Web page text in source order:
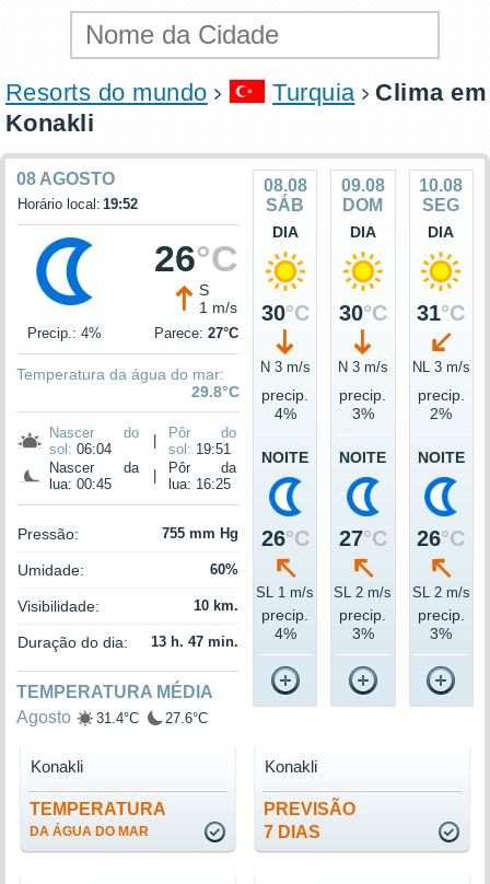
Resorts do mundo Turquia
Clima em
Konakli
08 AGOSTO
Horário local: 19:52
26°C
S
1 m/s
Precip.: 4% Parece: 27°C
Temperatura da água do mar:
29.8°C
Nascer do
sol: 06:04
Pôr do
sol: 19:51
Nascer da
lua: 00:45
Pôr da
lua: 16:25
Pressão: 755 mm Hg
Umidade: 60%
Visibilidade: 10 km.
Duração do dia: 13 h. 47 min.
TEMPERATURA MÉDIA
Agosto
31.4°C 27.6°C
08.08
SÁB
DIA
30°C
N 3 m/s
precip.
4%
NOITE
26°C
SL 1 m/s
precip.
4%
09.08
DOM
DIA
30°C
N 3 m/s
precip.
3%
NOITE
27°C
SL 2 m/s
precip.
3%
10.08
SEG
DIA
31°C
NL 3 m/s
precip.
2%
NOITE
26°C
SL 2 m/s
precip.
3%
TEMPERATURA
DA ÁGUA DO MAR
Konakli
PREVISÃO
7 DIAS
Konakli